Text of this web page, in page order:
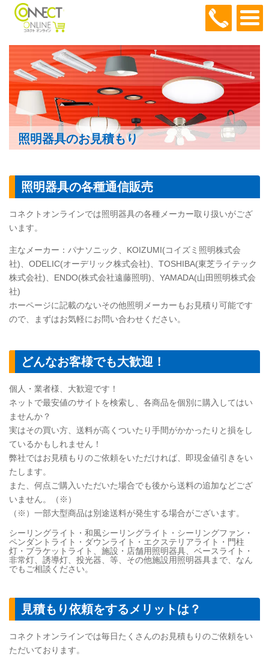
048-
照明器具のお見積もり
照明器具の各種通信販売
コネクトオンラインでは照明器具の各種メーカー取り扱いがござ
います。
主なメーカー：パナソニック、KOIZUMI(コイズミ照明株式会
社)、ODELIC(オーデリック株式会社)、TOSHIBA(東芝ライテック
株式会社)、ENDO(株式会社遠藤照明)、YAMADA(山田照明株式会
社)
ホーページに記載のないその他照明メーカーもお見積り可能です
ので、まずはお気軽にお問い合わせください。
どんなお客様でも大歓迎！
個人・業者様、大歓迎です！
ネットで最安値のサイトを検索し、各商品を個別に購入してはい
ませんか？
実はその買い方、送料が高くついたり手間がかかったりと損をし
ているかもしれません！
弊社ではお見積もりのご依頼をいただければ、即現金値引きをい
たします。
また、何点ご購入いただいた場合でも後から送料の追加などござ
いません。（※）
（※）一部大型商品は別途送料が発生する場合がございます。
シーリングライト・和風シーリングライト・シーリングファン・
ペンダントライト・ダウンライト・エクステリアライト・門柱
灯・ブラケットライト、施設・店舗用照明器具、ベースライト・
非常灯、誘導灯、投光器、等、その他施設用照明器具まで、なん
でもご相談ください。
見積もり依頼をするメリットは？
コネクトオンラインでは毎日たくさんのお見積もりのご依頼をい
ただいております。